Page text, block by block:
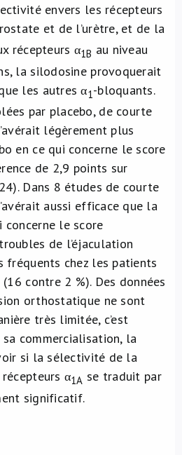
envers les récepteurs
et de l’urètre, et de la
récepteurs α1B au niveau
la silodosine provoquerait
les autres α1-bloquants.
par placebo, de courte
légèrement plus
en ce qui concerne le score
de 2,9 points sur
Dans 8 études de courte
aussi efficace que la
concerne le score
de l’éjaculation
chez les patients
contre 2 %). Des données
orthostatique ne sont
très limitée, c’est
commercialisation, la
si la sélectivité de la
α1A se traduit par
significatif.